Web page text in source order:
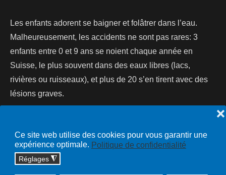
Ce site web utilise des cookies pour vous garantir une
expérience optimale. Politique de confidentialité
Réglages ◮
❌
Les enfants adorent se baigner et folâtrer dans l’eau.
Malheureusement, les accidents ne sont pas rares: 3
enfants entre 0 et 9 ans se noient chaque année en
Suisse, le plus souvent dans des eaux libres (lacs,
rivières ou ruisseaux), et plus de 20 s’en tirent avec des
lésions graves.